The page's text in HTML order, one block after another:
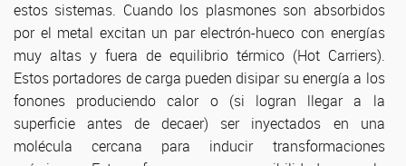
estos sistemas. Cuando los plasmones son absorbidos
por el metal excitan un par electrón-hueco con energías
muy altas y fuera de equilibrio térmico (Hot Carriers).
Estos portadores de carga pueden disipar su energía a los
fonones produciendo calor o (si logran llegar a la
superficie antes de decaer) ser inyectados en una
molécula cercana para inducir transformaciones